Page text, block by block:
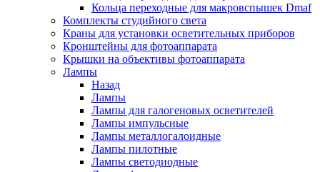
Кольца переходные для макровспышек Dmaf
Комплекты студийного света
Краны для установки осветительных приборов
Кронштейны для фотоаппарата
Крышки на объективы фотоаппарата
Лампы
Назад
Лампы
Лампы для галогеновых осветителей
Лампы импульсные
Лампы металлогалоидные
Лампы пилотные
Лампы светодиодные